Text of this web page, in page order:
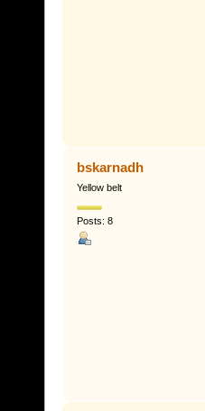
bskarnadh
Yellow belt
Posts: 8